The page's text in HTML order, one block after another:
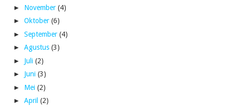
► November (4)
► Oktober (6)
► September (4)
► Agustus (3)
► Juli (2)
► Juni (3)
► Mei (2)
► April (2)